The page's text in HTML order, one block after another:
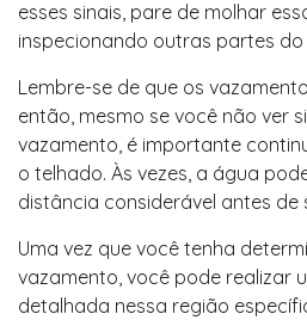
esses sinais, pare de molhar
inspecionando outras partes do
Lembre-se de que os
então, mesmo se você não ver
vazamento, é importante
o telhado. Às vezes, a água
distância considerável antes de
Uma vez que você tenha
vazamento, você pode realizar
detalhada nessa região